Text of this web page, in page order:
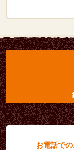
お電話で